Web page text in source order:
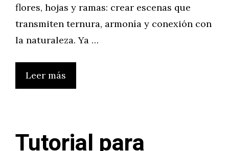
flores, hojas y ramas: crear escenas que
transmiten ternura, armonía y conexión con
la naturaleza. Ya …
Leer más
Tutorial para